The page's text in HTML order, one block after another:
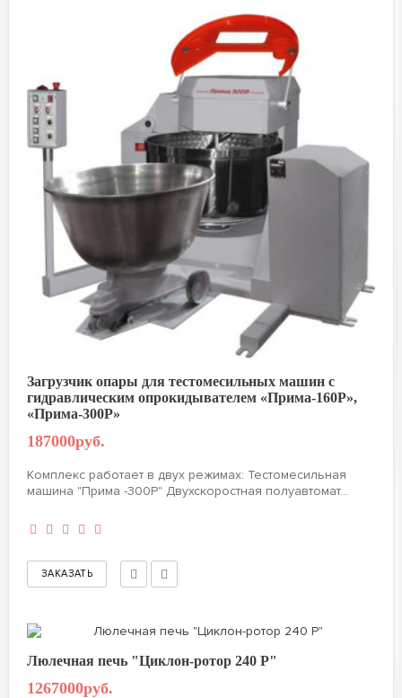
Загрузчик опары для тестомесильных машин с
гидравлическим опрокидывателем «Прима-160P»,
«Прима-300P»
187000руб.
Комплекс работает в двух режимах: Тестомесильная
машина "Прима -300Р" Двухскоростная полуавтомат...
Люлечная печь "Циклон-ротор 240 Р"
1267000руб.